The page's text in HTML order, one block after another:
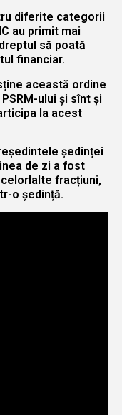
diferite categorii
au primit mai
să poată
financiar.
această ordine
ului și sînt și
la acest
ședinței
de zi a fost
fracțiuni,
o ședință.